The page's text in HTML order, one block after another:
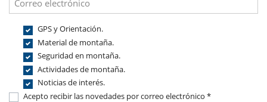
GPS y Orientación.
Material de montaña.
Seguridad en montaña.
Actividades de montaña.
Noticias de interés.
Acepto recibir las novedades por correo electrónico *